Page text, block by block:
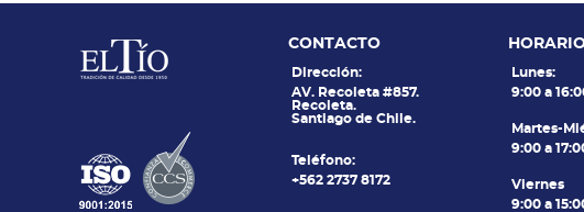
CONTACTO
Dirección:
AV. Recoleta #857.
Recoleta.
Santiago de Chile.
Teléfono:
+562 2737 8172
Lunes:
9:00 a
Martes-
9:00 a
Viernes
9:00 a